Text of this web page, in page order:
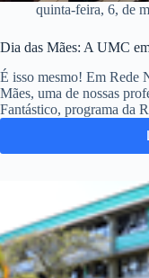
quinta-feira, 6, de
Dia das Mães: A UMC
É isso mesmo! Em Rede
Mães, uma de nossas
Fantástico, programa da